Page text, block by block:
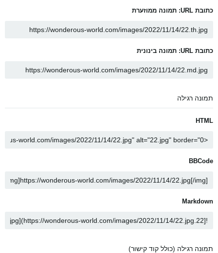
כתובת URL: תמונה ממוזערת
כתובת URL: תמונה בינונית
תמונה רגילה
HTML
BBCode
Markdown
תמונה רגילה (כולל קוד קישור)